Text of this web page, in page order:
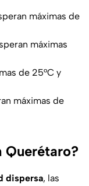
máximas de
máximas
de 25°C y
máximas de
Querétaro?
dispersa, las